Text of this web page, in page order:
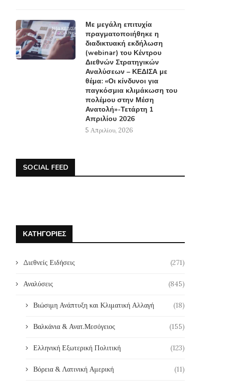
Με μεγάλη επιτυχία
πραγματοποιήθηκε η
διαδικτυακή εκδήλωση
(webinar) του Κέντρου
Διεθνών Στρατηγικών
Αναλύσεων – ΚΕΔΙΣΑ με
θέμα: «Οι κίνδυνοι για
παγκόσμια κλιμάκωση του
πολέμου στην Μέση
Ανατολή»-Τετάρτη 1
Απριλίου 2026
5 Απριλίου, 2026
SOCIAL FEED
ΚΑΤΗΓΟΡΊΕΣ
Διεθνείς Ειδήσεις (271)
Αναλύσεις (845)
Βιώσιμη Ανάπτυξη και Κλιματική Αλλαγή (18)
Βαλκάνια & Ανατ.Μεσόγειος (155)
Ελληνική Εξωτερική Πολιτική (123)
Βόρεια & Λατινική Αμερική (11)